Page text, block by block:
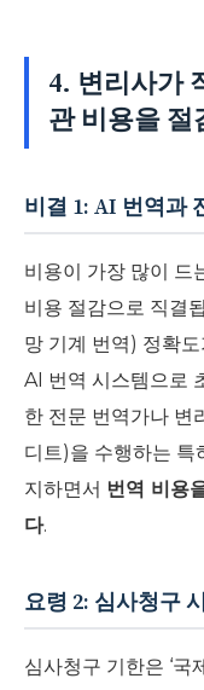
4. 변리사가
관 비용을 절
비결 1: AI 번역과
비용이 가장 많이 드
비용 절감으로 직결
망 기계 번역) 정확
AI 번역 시스템으로
한 전문 번역가나 변
디트)을 수행하는 특
지하면서 번역 비용
다.
요령 2: 심사청구
심사청구 기한은 ‘국